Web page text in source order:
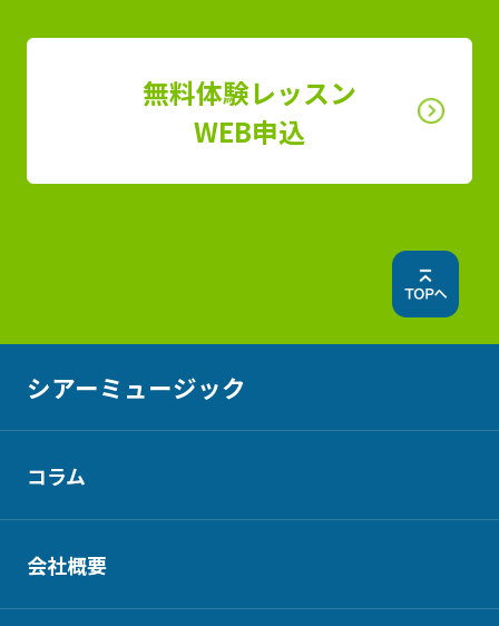
無料体験レッスン
WEB申込
シアーミュージック
コラム
会社概要